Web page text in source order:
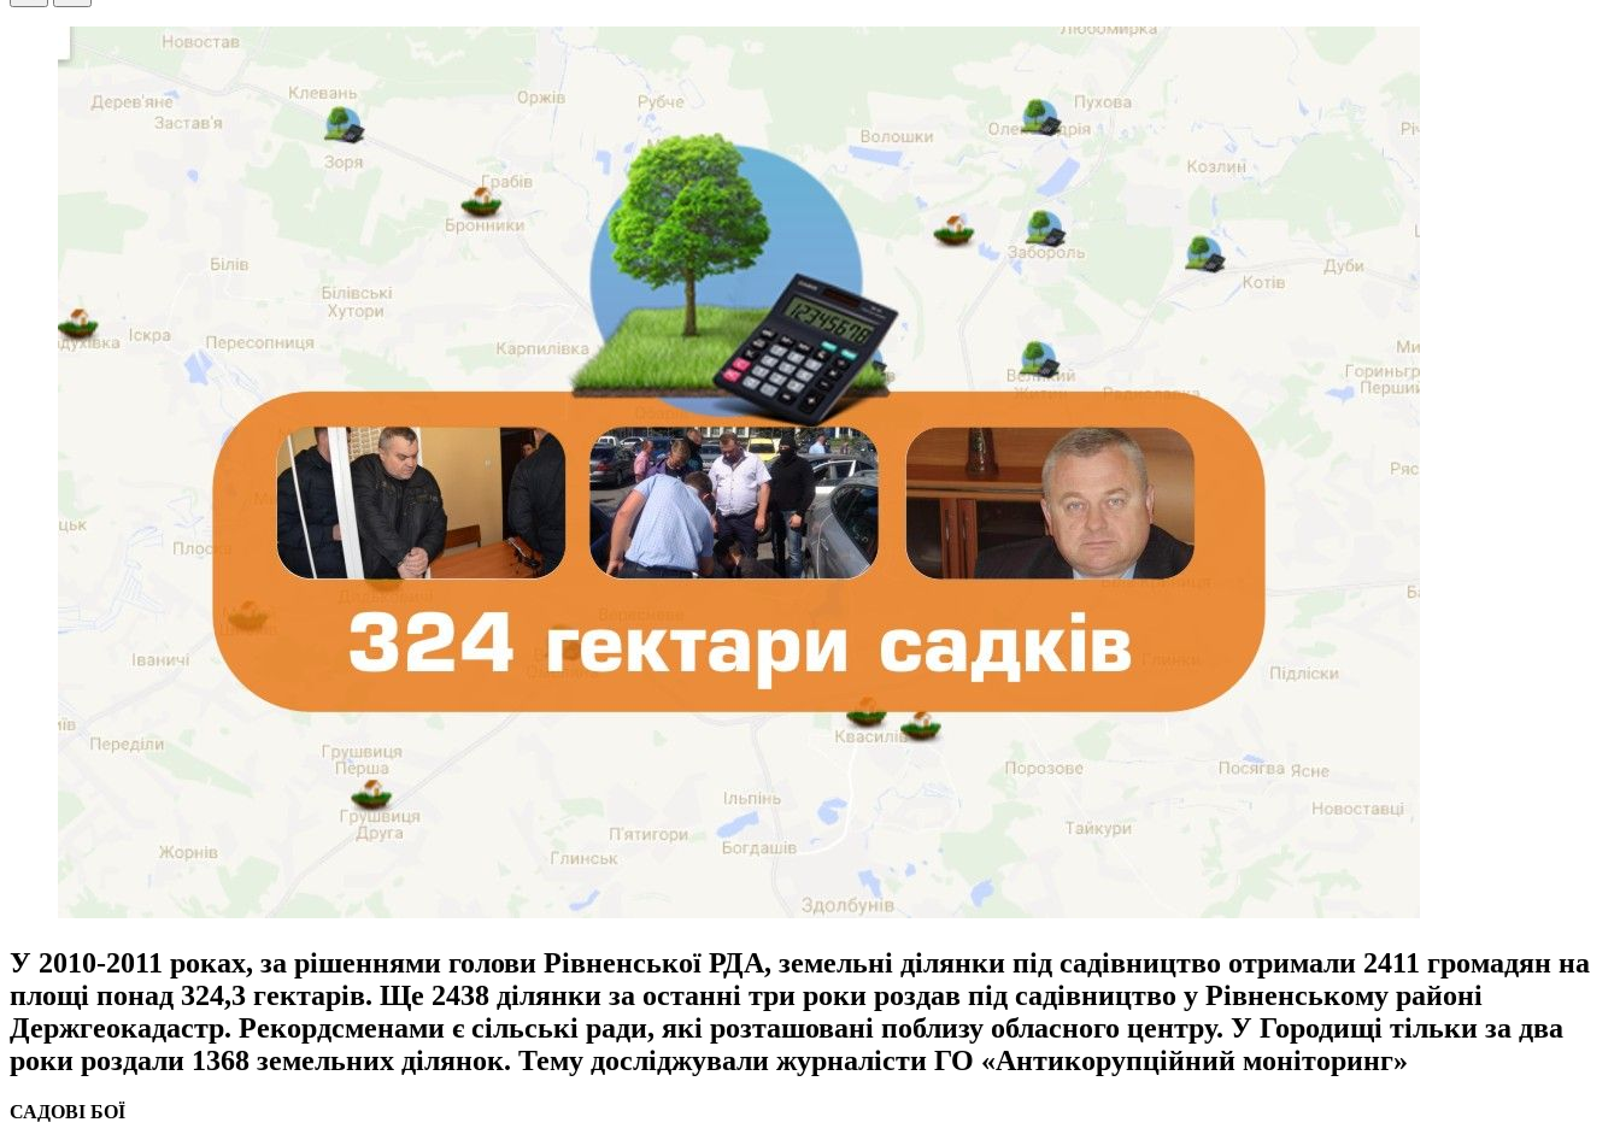
У 2010-2011 роках, за рішеннями голови Рівненської РДА, земельні ділянки під садівництво отримали 2411 громадян на
площі понад 324,3 гектарів. Ще 2438 ділянки за останні три роки роздав під садівництво у Рівненському районі
Держгеокадастр. Рекордсменами є сільські ради, які розташовані поблизу обласного центру. У Городищі тільки за два
роки роздали 1368 земельних ділянок. Тему досліджували журналісти ГО «Антикорупційний моніторинг»
САДОВІ БОЇ